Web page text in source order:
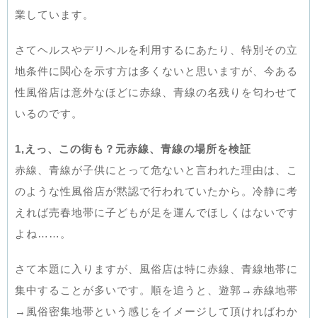
業しています。
さてヘルスやデリヘルを利用するにあたり、特別その立
地条件に関心を示す方は多くないと思いますが、今ある
性風俗店は意外なほどに赤線、青線の名残りを匂わせて
いるのです。
1,えっ、この街も？元赤線、青線の場所を検証
赤線、青線が子供にとって危ないと言われた理由は、こ
のような性風俗店が黙認で行われていたから。冷静に考
えれば売春地帯に子どもが足を運んでほしくはないです
よね……。
さて本題に入りますが、風俗店は特に赤線、青線地帯に
集中することが多いです。順を追うと、遊郭→赤線地帯
→風俗密集地帯という感じをイメージして頂ければわか